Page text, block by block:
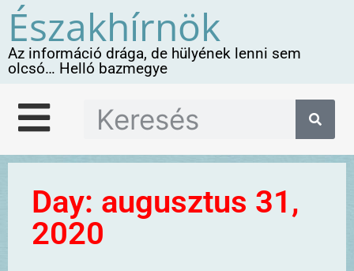
Északhírnök
Az információ drága, de hülyének lenni sem
olcsó… Helló bazmegye
Day: augusztus 31,
2020